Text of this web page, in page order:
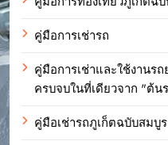
คู่มือการเช่ารถ
คู่มือการเช่าและใช้งานร
ครบจบในที่เดียวจาก "ต้น
คู่มือเช่ารถภูเก็ตฉบับสมบู